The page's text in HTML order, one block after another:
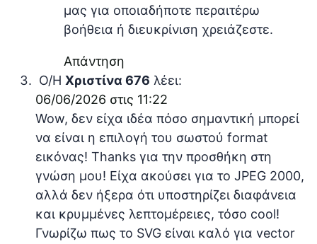
μας για οποιαδήποτε περαιτέρω
βοήθεια ή διευκρίνιση χρειάζεστε.
Απάντηση
Ο/Η Χριστίνα 676 λέει:
06/06/2026 στις 11:22
Wow, δεν είχα ιδέα πόσο σημαντική μπορεί
να είναι η επιλογή του σωστού format
εικόνας! Thanks για την προσθήκη στη
γνώση μου! Είχα ακούσει για το JPEG 2000,
αλλά δεν ήξερα ότι υποστηρίζει διαφάνεια
και κρυμμένες λεπτομέρειες, τόσο cool!
Γνωρίζω πως το SVG είναι καλό για vector